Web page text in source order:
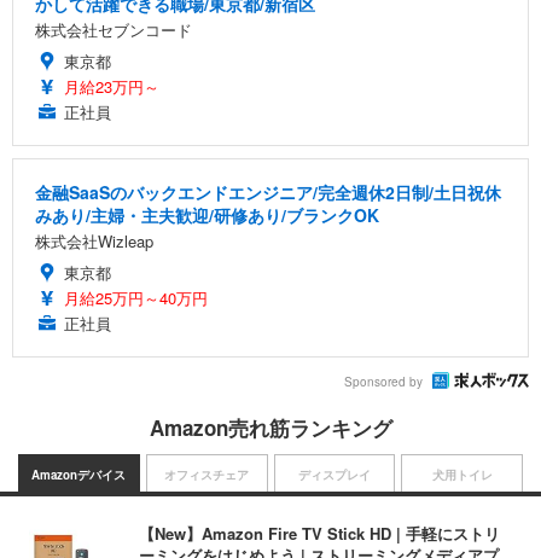
株式会社セブンコード
東京都
月給23万円～
正社員
金融SaaSのバックエンドエンジニア/完全週休2日制/土日祝休
みあり/主婦・主夫歓迎/研修あり/ブランクOK
株式会社Wizleap
東京都
月給25万円～40万円
正社員
Sponsored by
Amazon売れ筋ランキング
Amazonデバイス
【New】Amazon Fire TV Stick HD | 手軽にストリ
オフィスチェア ディスプレイ 犬用トイレ